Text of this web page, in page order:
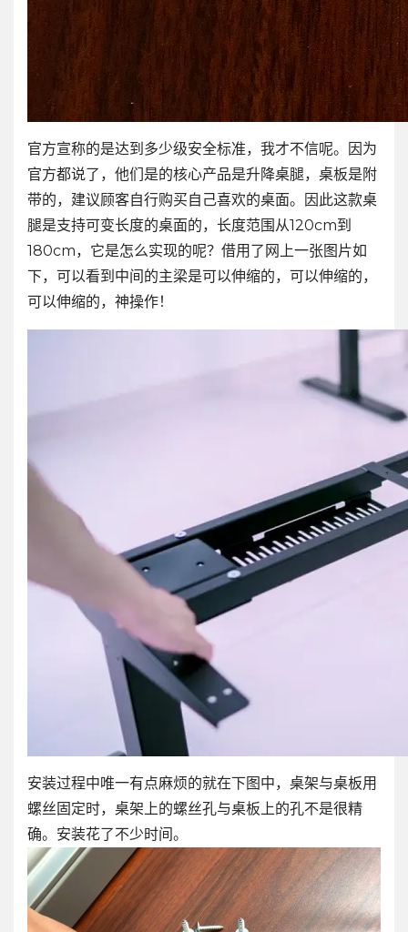
官方宣称的是达到多少级安全标准，我才不信呢。因为
官方都说了，他们是的核心产品是升降桌腿，桌板是附
带的，建议顾客自行购买自己喜欢的桌面。因此这款桌
腿是支持可变长度的桌面的，长度范围从120cm到
180cm，它是怎么实现的呢？借用了网上一张图片如
下，可以看到中间的主梁是可以伸缩的，可以伸缩的，
可以伸缩的，神操作！
安装过程中唯一有点麻烦的就在下图中，桌架与桌板用
螺丝固定时，桌架上的螺丝孔与桌板上的孔不是很精
确。安装花了不少时间。